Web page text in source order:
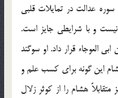
از عدالت در آیه ی 129 این سوره عدالت در تمایلات قلبی
نیست و با شرایطی جایز است.
العوجاء قرار داد. او سوگند
این گونه برای کسب علم و
هشام را از کوثر زلال